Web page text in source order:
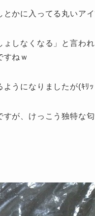
かに入ってる丸いアイ
しなくなる」と言わ
すねｗ
うになりましたが(ｷﾘｯ
が、けっこう独特な